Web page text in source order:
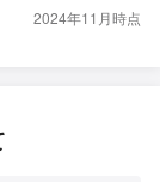
2024年11月時点